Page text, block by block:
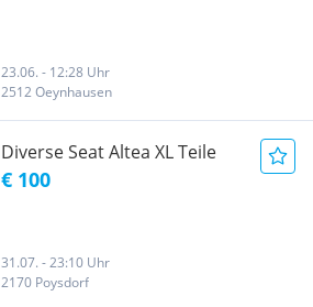
23.06. - 12:28 Uhr
2512 Oeynhausen
Diverse Seat Altea XL Teile
€ 100
31.07. - 23:10 Uhr
2170 Poysdorf